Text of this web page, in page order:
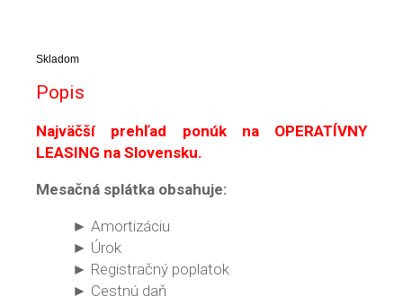
Skladom
Popis
Najväčší prehľad ponúk na OPERATÍVNY
LEASING na Slovensku.
Mesačná splátka obsahuje:
► Amortizáciu
► Úrok
► Registračný poplatok
► Cestnú daň